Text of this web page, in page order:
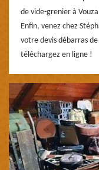
de vide-grenier à
Enfin, venez chez
votre devis débarras
téléchargez en ligne !